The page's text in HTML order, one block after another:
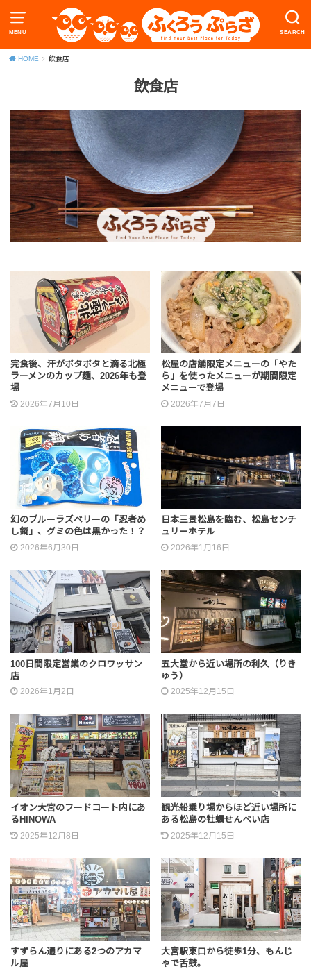
MENU SEARCH
HOME 飲食店
飲食店
完食後、汗がポタポタと滴る北極
ラーメンのカップ麺、2026年も登
場
2026年7月10日
松屋の店舗限定メニューの「やた
ら」を使ったメニューが期間限定
メニューで登場
2026年7月7日
幻のブルーラズベリーの「忍者め
し鋼」、グミの色は黒かった！？
2026年6月30日
日本三景松島を臨む、松島センチ
ュリーホテル
2026年1月16日
100日間限定営業のクロワッサン
店
2026年1月2日
五大堂から近い場所の利久（りき
ゅう）
2025年12月15日
イオン大宮のフードコート内にあ
るHINOWA
2025年12月8日
観光船乗り場からほど近い場所に
ある松島の牡蠣せんべい店
2025年12月15日
すずらん通りにある2つのアカマ
ル屋
大宮駅東口から徒歩1分、もんじ
ゃで舌鼓。